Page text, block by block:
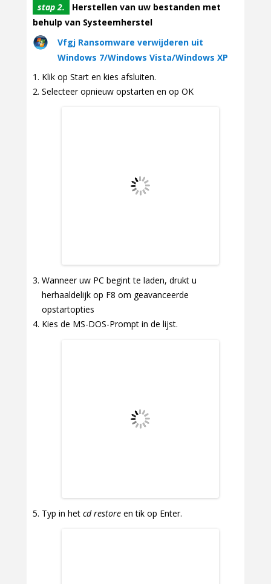
stap 2.
Herstellen van uw bestanden met
behulp van Systeemherstel
Vfgj Ransomware verwijderen uit
Windows 7/Windows Vista/Windows XP
Klik op Start en kies afsluiten.
Selecteer opnieuw opstarten en op OK
Wanneer uw PC begint te laden, drukt u
herhaaldelijk op F8 om geavanceerde
opstartopties
Kies de MS-DOS-Prompt in de lijst.
Typ in het cd restore en tik op Enter.